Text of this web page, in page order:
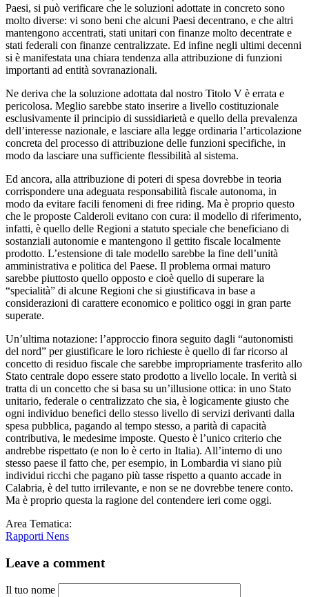
Paesi, si può verificare che le soluzioni adottate in concreto sono
molto diverse: vi sono beni che alcuni Paesi decentrano, e che altri
mantengono accentrati, stati unitari con finanze molto decentrate e
stati federali con finanze centralizzate. Ed infine negli ultimi decenni
si è manifestata una chiara tendenza alla attribuzione di funzioni
importanti ad entità sovranazionali.
Ne deriva che la soluzione adottata dal nostro Titolo V è errata e
pericolosa. Meglio sarebbe stato inserire a livello costituzionale
esclusivamente il principio di sussidiarietà e quello della prevalenza
dell’interesse nazionale, e lasciare alla legge ordinaria l’articolazione
concreta del processo di attribuzione delle funzioni specifiche, in
modo da lasciare una sufficiente flessibilità al sistema.
Ed ancora, alla attribuzione di poteri di spesa dovrebbe in teoria
corrispondere una adeguata responsabilità fiscale autonoma, in
modo da evitare facili fenomeni di free riding. Ma è proprio questo
che le proposte Calderoli evitano con cura: il modello di riferimento,
infatti, è quello delle Regioni a statuto speciale che beneficiano di
sostanziali autonomie e mantengono il gettito fiscale localmente
prodotto. L’estensione di tale modello sarebbe la fine dell’unità
amministrativa e politica del Paese. Il problema ormai maturo
sarebbe piuttosto quello opposto e cioè quello di superare la
“specialità” di alcune Regioni che si giustificava in base a
considerazioni di carattere economico e politico oggi in gran parte
superate.
Un’ultima notazione: l’approccio finora seguito dagli “autonomisti
del nord” per giustificare le loro richieste è quello di far ricorso al
concetto di residuo fiscale che sarebbe impropriamente trasferito allo
Stato centrale dopo essere stato prodotto a livello locale. In verità si
tratta di un concetto che si basa su un’illusione ottica: in uno Stato
unitario, federale o centralizzato che sia, è logicamente giusto che
ogni individuo benefici dello stesso livello di servizi derivanti dalla
spesa pubblica, pagando al tempo stesso, a parità di capacità
contributiva, le medesime imposte. Questo è l’unico criterio che
andrebbe rispettato (e non lo è certo in Italia). All’interno di uno
stesso paese il fatto che, per esempio, in Lombardia vi siano più
individui ricchi che pagano più tasse rispetto a quanto accade in
Calabria, è del tutto irrilevante, e non se ne dovrebbe tenere conto.
Ma è proprio questa la ragione del contendere ieri come oggi.
Area Tematica:
Rapporti Nens
Leave a comment
Il tuo nome